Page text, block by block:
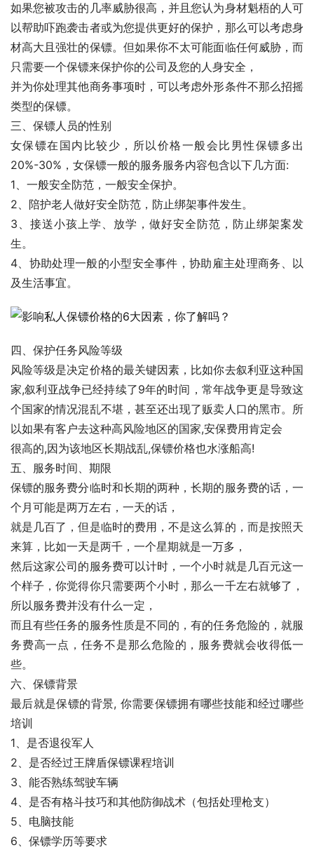
如果您被攻击的几率威胁很高，并且您认为身材魁梧的人可
以帮助吓跑袭击者或为您提供更好的保护，那么可以考虑身
材高大且强壮的保镖。但如果你不太可能面临任何威胁，而
只需要一个保镖来保护你的公司及您的人身安全，
并为你处理其他商务事项时，可以考虑外形条件不那么招摇
类型的保镖。
三、保镖人员的性别
女保镖在国内比较少，所以价格一般会比男性保镖多出
20%-30%，女保镖一般的服务服务内容包含以下几方面:
1、一般安全防范，一般安全保护。
2、陪护老人做好安全防范，防止绑架事件发生。
3、接送小孩上学、放学，做好安全防范，防止绑架案发
生。
4、协助处理一般的小型安全事件，协助雇主处理商务、以
及生活事宜。
四、保护任务风险等级
风险等级是决定价格的最关键因素，比如你去叙利亚这种国
家,叙利亚战争已经持续了9年的时间，常年战争更是导致这
个国家的情况混乱不堪，甚至还出现了贩卖人口的黑市。所
以如果有客户去这种高风险地区的国家,安保费用肯定会
很高的,因为该地区长期战乱,保镖价格也水涨船高!
五、服务时间、期限
保镖的服务费分临时和长期的两种，长期的服务费的话，一
个月可能是两万左右，一天的话，
就是几百了，但是临时的费用，不是这么算的，而是按照天
来算，比如一天是两千，一个星期就是一万多，
然后这家公司的服务费可以计时，一个小时就是几百元这一
个样子，你觉得你只需要两个小时，那么一千左右就够了，
所以服务费并没有什么一定，
而且有些任务的服务性质是不同的，有的任务危险的，就服
务费高一点，任务不是那么危险的，服务费就会收得低一
些。
六、保镖背景
最后就是保镖的背景, 你需要保镖拥有哪些技能和经过哪些
培训
1、是否退役军人
2、是否经过王牌盾保镖课程培训
3、能否熟练驾驶车辆
4、是否有格斗技巧和其他防御战术（包括处理枪支）
5、电脑技能
6、保镖学历等要求